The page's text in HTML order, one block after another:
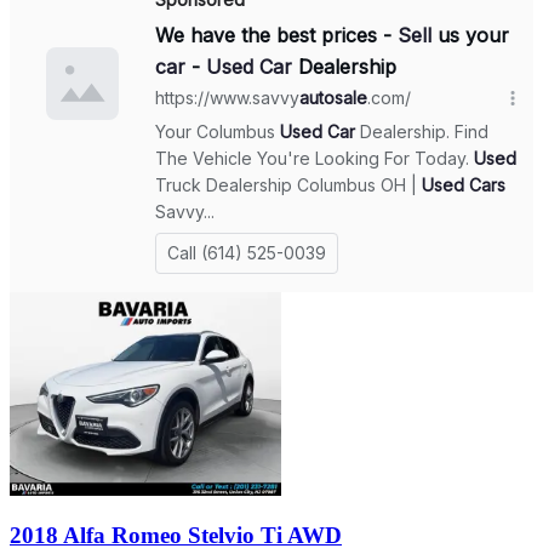
2018 Alfa Romeo Stelvio Ti AWD